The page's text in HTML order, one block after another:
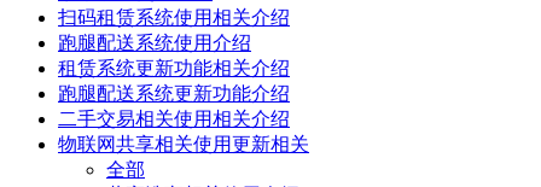
扫码租赁系统使用相关介绍
跑腿配送系统使用介绍
租赁系统更新功能相关介绍
跑腿配送系统更新功能介绍
二手交易相关使用相关介绍
物联网共享相关使用更新相关
全部